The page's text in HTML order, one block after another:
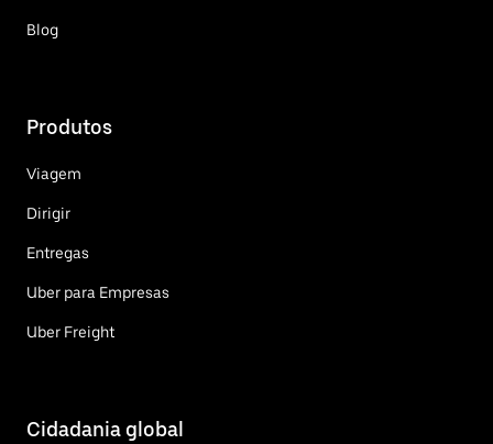
Blog
Produtos
Viagem
Dirigir
Entregas
Uber para Empresas
Uber Freight
Cidadania global